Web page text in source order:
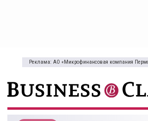
Реклама: АО «Микрофинансовая компания